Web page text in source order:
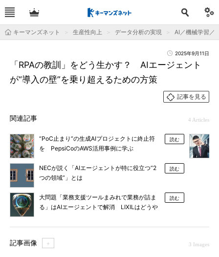
キーマンズネット 生産性向上 データ分析の実現 AI／機械学習／
2025年9月11日
「RPAの教訓」をどう生かす？ AIエージェント
が“導入の壁”を乗り超えるための方策
記事を見る
関連記事 4 Articles
“PoC止まり”の生成AIプロジェクトに終止符
を PepsiCoのAWS活用事例に学ぶ
読む
NECが説く「AIエージェントが特に役立つ“2
つの領域”」とは
読む
大問題「業務支援ツールまみれで業務が詰ま
る」はAIエージェントで解消 LIXILはどうや
読む
記事画像 ＋ 3 Images